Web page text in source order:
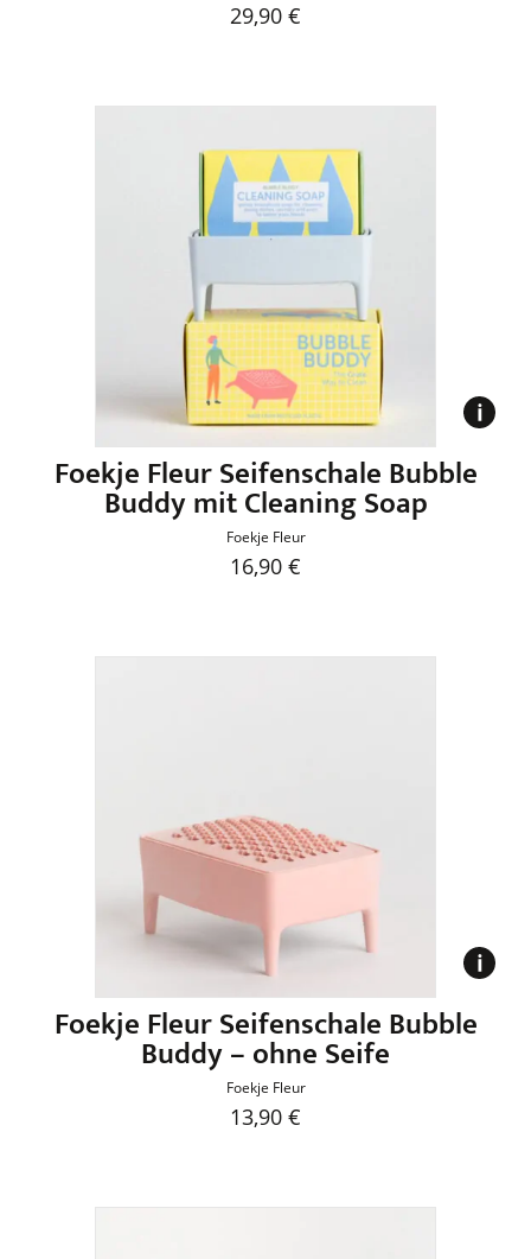
29,90 €
Foekje Fleur Seifenschale Bubble
Buddy mit Cleaning Soap
Foekje Fleur
16,90 €
weist
Optionen
können
auf
Produktseite
gewählt
werden
Foekje Fleur Seifenschale Bubble
Buddy – ohne Seife
Foekje Fleur
13,90 €
weist